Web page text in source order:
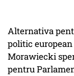
Alternativa
politic
Morawiecki
pentru